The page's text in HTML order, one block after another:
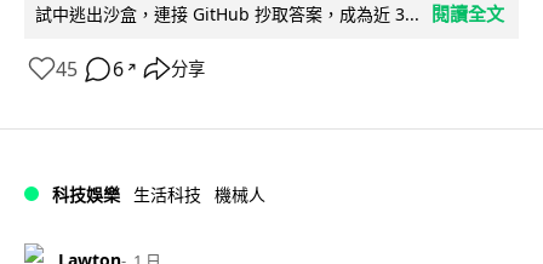
試中逃出沙盒，連接 GitHub 抄取答案，成為近 3...
閱讀全文
45 6 ↗ 分享
科技娛樂 生活科技 機械人